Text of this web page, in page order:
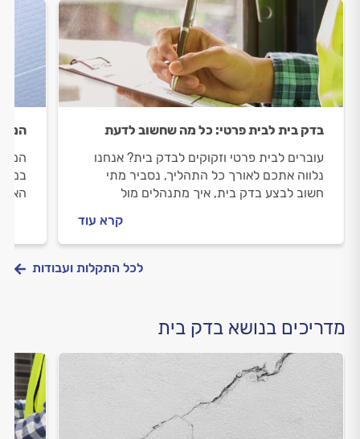
בדק בית לבית פרטי: כל מה שחשוב לדעת
עוברים לבית פרטי וזקוקים לבדק בית? אנחנו
נלווה אתכם לאורך כל התהליך, נסביר מתי
חשוב לבצע בדק בית, איך מתנהלים מול
קרא עוד
לכל התקלות ועבודות
מדריכים בנושא בדק בית